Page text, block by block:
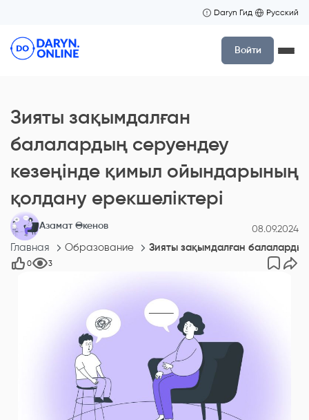
Daryn Гид Русский
Войти
Зияты зақымдалған
балалардың серуендеу
кезеңінде қимыл ойындарының
қолдану ерекшеліктері
Азамат Өкенов 08.09.2024
Главная Образование Зияты зақымдалған
0 3